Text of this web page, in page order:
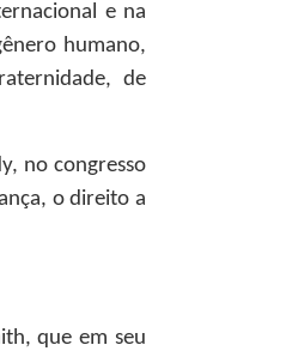
e na
humano,
de
no congresso
o direito a
que em seu